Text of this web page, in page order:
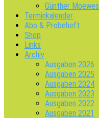
Günther Moewes
Terminkalender
Abo & Probeheft
Shop
Links
Archiv
Ausgaben 2026
Ausgaben 2025
Ausgaben 2024
Ausgaben 2023
Ausgaben 2022
Ausgaben 2021